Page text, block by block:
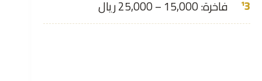
فاخرة: 15,000 – 25,000 ريال